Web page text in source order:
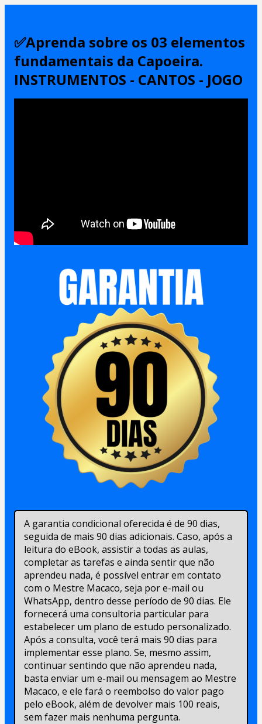
✅️Aprenda sobre os 03 elementos
fundamentais da Capoeira.
INSTRUMENTOS - CANTOS - JOGO
A garantia condicional oferecida é de 90 dias,
seguida de mais 90 dias adicionais. Caso, após a
leitura do eBook, assistir a todas as aulas,
completar as tarefas e ainda sentir que não
aprendeu nada, é possível entrar em contato
com o Mestre Macaco, seja por e-mail ou
WhatsApp, dentro desse período de 90 dias. Ele
fornecerá uma consultoria particular para
estabelecer um plano de estudo personalizado.
Após a consulta, você terá mais 90 dias para
implementar esse plano. Se, mesmo assim,
continuar sentindo que não aprendeu nada,
basta enviar um e-mail ou mensagem ao Mestre
Macaco, e ele fará o reembolso do valor pago
pelo eBook, além de devolver mais 100 reais,
sem fazer mais nenhuma pergunta.